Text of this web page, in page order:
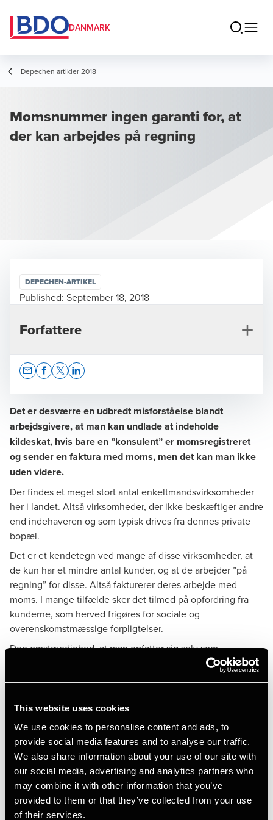
This website uses cookies
We use cookies to personalise content and ads, to
provide social media features and to analyse our traffic.
We also share information about your use of our site with
our social media, advertising and analytics partners who
may combine it with other information that you’ve
provided to them or that they’ve collected from your use
of their services.
DANMARK
Depechen artikler 2018
Momsnummer ingen garanti for, at
der kan arbejdes på regning
Det er desværre en udbredt misforståelse blandt
arbejdsgivere, at man kan undlade at indeholde
kildeskat, hvis bare en ”konsulent” er momsregistreret
og sender en faktura med moms, men det kan man ikke
uden videre.
Der findes et meget stort antal enkeltmandsvirksomheder
her i landet. Altså virksomheder, der ikke beskæftiger andre
end indehaveren og som typisk drives fra dennes private
bopæl.
Det er et kendetegn ved mange af disse virksomheder, at
de kun har et mindre antal kunder, og at de arbejder ”på
regning” for disse. Altså fakturerer deres arbejde med
moms. I mange tilfælde sker det tilmed på opfordring fra
kunderne, som herved frigøres for sociale og
overenskomstmæssige forpligtelser.
Den omstændighed, at man opfatter sig selv som
selvstændig og derfor lader sig momsregistrere, betyder
imidlertid ikke, at man uden videre kan fakturere alt sit
tilfredse, og indehaveren betaler sin moms og skat til tiden.
Det viser en nylig offentliggjort
afgørelse fra Skatterådet
Handelsskolelærerens
undervisningsydelser
Sagen handlede om en underviser, der var uddannet
cand.mag. i samfundsfag og psykologi, og som havde
indgået kontrakt med en handelsskole om undervisning af
DEPECHEN-ARTIKEL
Published: September 18, 2018
Forfattere
Pernille Rise
Director, Indirect Tax